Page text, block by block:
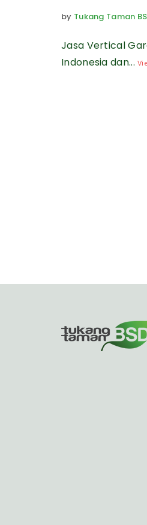
by Tukang Taman
Jasa Vertical
Indonesia dan...